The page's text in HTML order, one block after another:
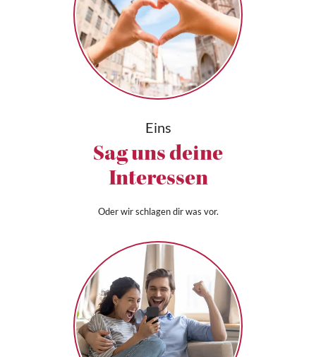
Eins
Sag uns deine
Interessen
Oder wir schlagen dir was vor.